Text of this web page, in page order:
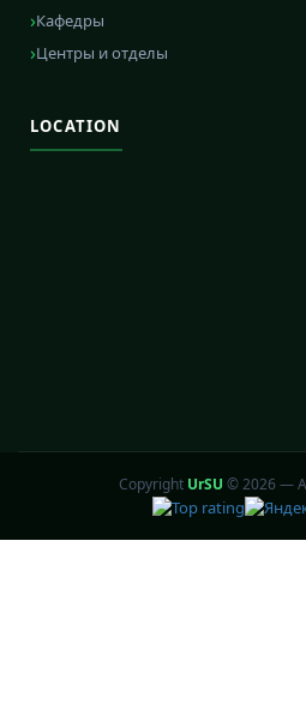
Кафедры
Центры и отделы
LOCATION
Copyright UrSU ©2026 —